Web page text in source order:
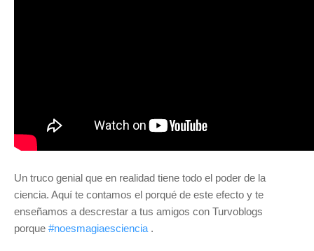
Un truco genial que en realidad tiene todo el poder de la
ciencia. Aquí te contamos el porqué de este efecto y te
enseñamos a descrestar a tus amigos con Turvoblogs
porque #noesmagiaesciencia .